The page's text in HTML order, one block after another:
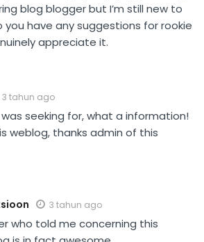
blog blogger but I’m still new to
you have any suggestions for rookie
appreciate it.
3 tahun ago
seeking for, what a information!
weblog, thanks admin of this
3 tahun ago
who told me concerning this